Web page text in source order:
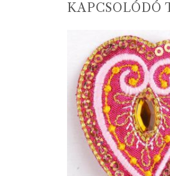
KAPCSOLÓDÓ